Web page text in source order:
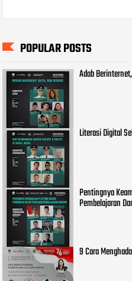
POPULAR POSTS
Adab
Literasi Digital
Pentingnya
Pembelajaran
9 Cara